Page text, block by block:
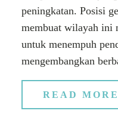
peningkatan. Posisi
membuat wilayah ini
untuk menempuh
mengembangkan
READ MORE